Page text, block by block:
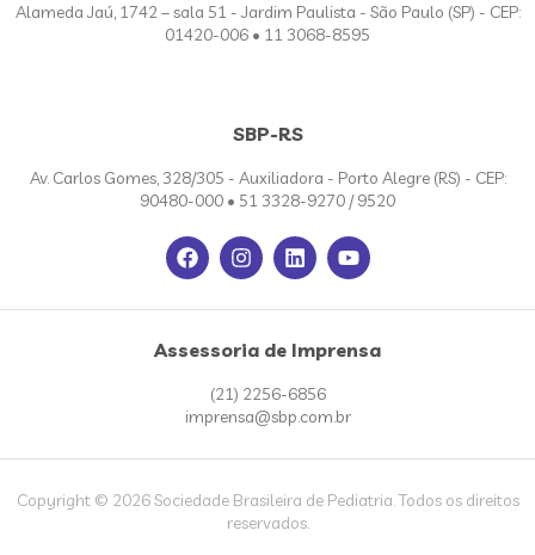
Alameda Jaú, 1742 – sala 51 - Jardim Paulista - São Paulo (SP) - CEP:
01420-006 • 11 3068-8595
SBP-RS
Av. Carlos Gomes, 328/305 - Auxiliadora - Porto Alegre (RS) - CEP:
90480-000 • 51 3328-9270 / 9520
Assessoria de Imprensa
(21) 2256-6856
imprensa@sbp.com.br
Copyright © 2026 Sociedade Brasileira de Pediatria. Todos os direitos
reservados.